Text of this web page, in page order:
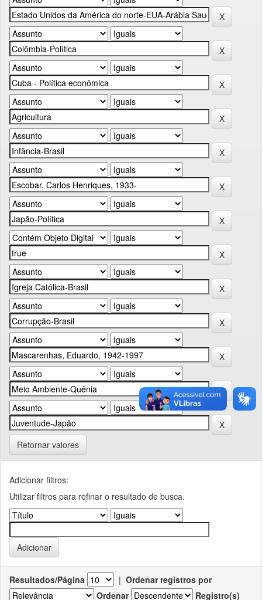
Retornar valores
Adicionar filtros:
Utilizar filtros para refinar o resultado de busca.
Resultados/Página | Ordenar registros por
Ordenar
Registro(s)